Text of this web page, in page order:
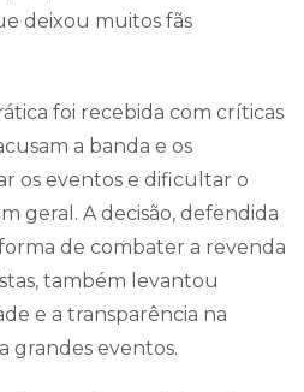
deixou muitos fãs
foi recebida com críticas
a banda e os
os eventos e dificultar o
geral. A decisão, defendida
de combater a revenda
também levantou
e a transparência na
grandes eventos.